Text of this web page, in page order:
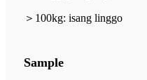
＞ 100kg: isang linggo
Sample